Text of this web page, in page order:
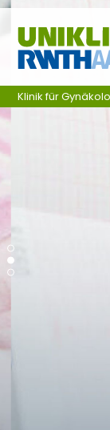
Ga naar navigatie
Klinik für